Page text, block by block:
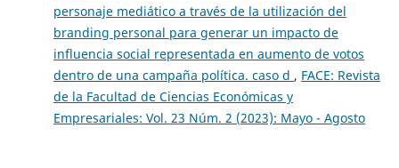
personaje mediático a través de la utilización del
branding personal para generar un impacto de
influencia social representada en aumento de votos
dentro de una campaña política. caso d , FACE: Revista
de la Facultad de Ciencias Económicas y
Empresariales: Vol. 23 Núm. 2 (2023): Mayo - Agosto